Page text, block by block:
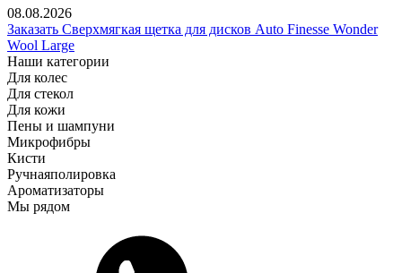
08.08.2026
Заказать Сверхмягкая щетка для дисков Auto Finesse Wonder
Wool Large
Наши категории
Для колес
Для стекол
Для кожи
Пены и шампуни
Микрофибры
Кисти
Ручнаяполировка
Ароматизаторы
Мы рядом